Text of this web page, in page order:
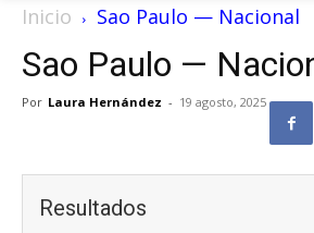
Inicio Sao Paulo — Nacional
Sao Paulo —
Por Laura Hernández - 19 agosto, 2025
Resultados